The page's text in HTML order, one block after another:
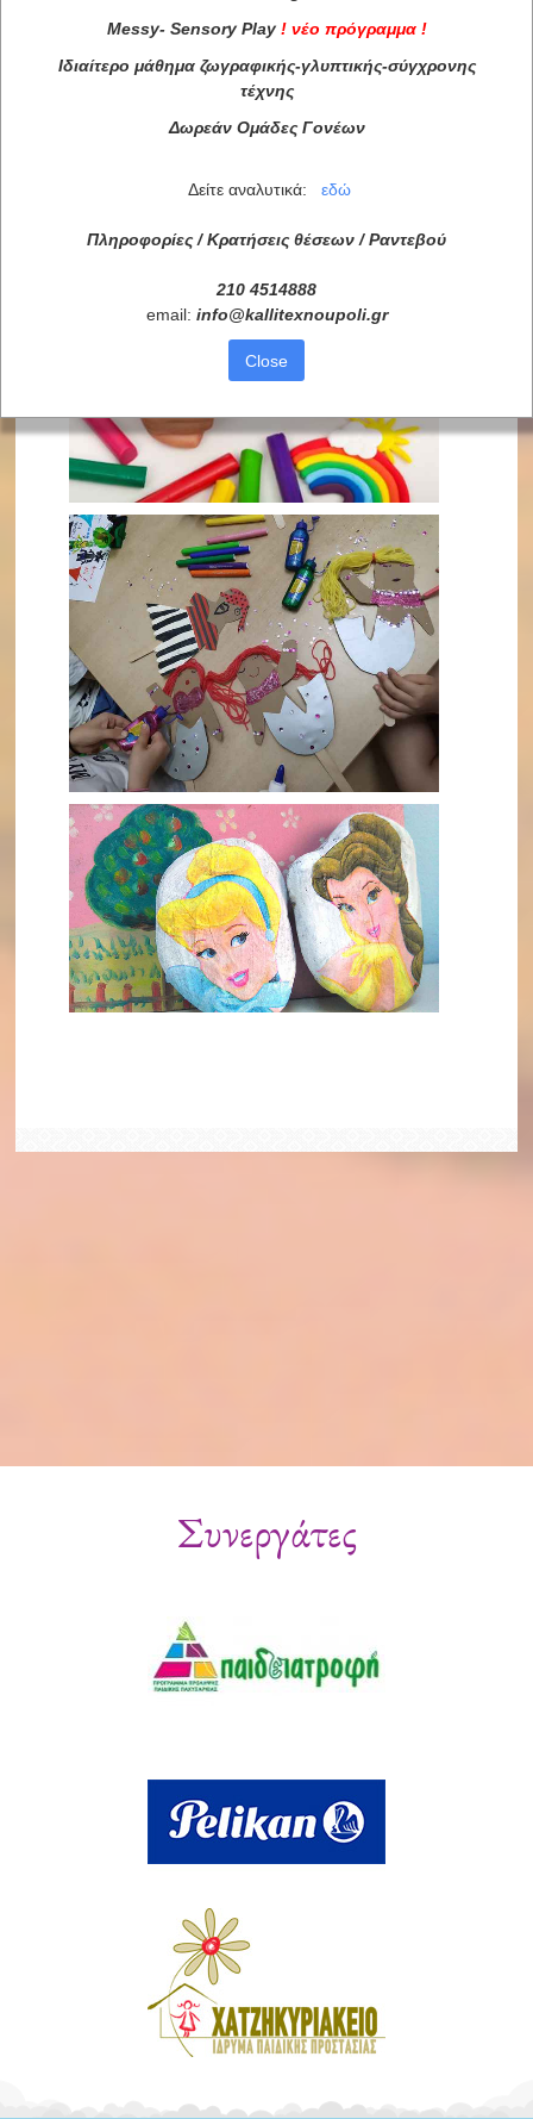
Συνεργάτες
Messy- Sensory Play ! νέο πρόγραμμα !
Ιδιαίτερο μάθημα ζωγραφικής-γλυπτικής-σύγχρονης
τέχνης
Δωρεάν Ομάδες Γονέων
Δείτε αναλυτικά: εδώ
Πληροφορίες / Κρατήσεις θέσεων / Ραντεβού
210 4514888
email: info@kallitexnoupoli.gr
Close